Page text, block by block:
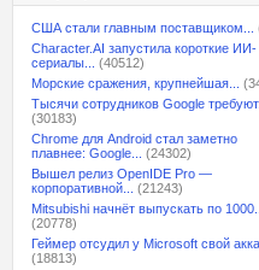
США стали главным поставщиком...
Character.AI запустила короткие ИИ-
сериалы...
(40512)
Морские сражения, крупнейшая...
Тысячи сотрудников Google
(30183)
Chrome для Android стал заметно
плавнее: Google...
(24302)
Вышел релиз OpenIDE Pro —
корпоративной...
(21243)
Mitsubishi начнёт выпускать по 1000...
(20778)
Геймер отсудил у Microsoft свой
(18813)